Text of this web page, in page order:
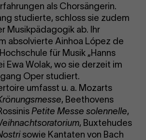
als Chorsängerin.
studierte, schloss sie zudem
Musikpädagogik ab. Ihr
absolvierte Ainhoa López de
für Musik „Hanns
Ewa Wolak, wo sie derzeit im
Oper studiert.
umfasst u. a. Mozarts
, Beethovens
Petite Messe solennelle,
, Buxtehudes
sowie Kantaten von Bach